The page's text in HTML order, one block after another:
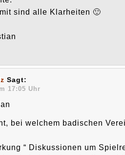
sind alle Klarheiten 🙂
Sagt:
17:05 Uhr
bei welchem badischen
“ Diskussionen um